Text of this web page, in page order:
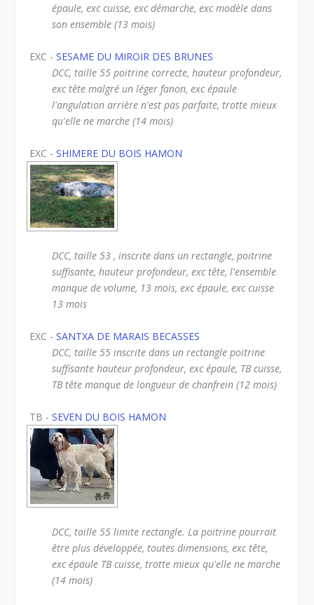
épaule, exc cuisse, exc démarche, exc modèle dans
son ensemble (13 mois)
EXC -SESAME DU MIROIR DES BRUNES
DCC, taille 55 poitrine correcte, hauteur profondeur,
exc tête malgré un léger fanon, exc épaule
l'angulation arrière n'est pas parfaite, trotte mieux
qu'elle ne marche (14 mois)
EXC -SHIMERE DU BOIS HAMON
DCC, taille 53 , inscrite dans un rectangle, poitrine
suffisante, hauteur profondeur, exc tête, l'ensemble
manque de volume, 13 mois, exc épaule, exc cuisse
13 mois
EXC -SANTXA DE MARAIS BECASSES
DCC, taille 55 inscrite dans un rectangle poitrine
suffisante hauteur profondeur, exc épaule, TB cuisse,
TB tête manque de longueur de chanfrein (12 mois)
TB -SEVEN DU BOIS HAMON
DCC, taille 55 limite rectangle. La poitrine pourrait
être plus développée, toutes dimensions, exc tête,
exc épaule TB cuisse, trotte mieux qu'elle ne marche
(14 mois)